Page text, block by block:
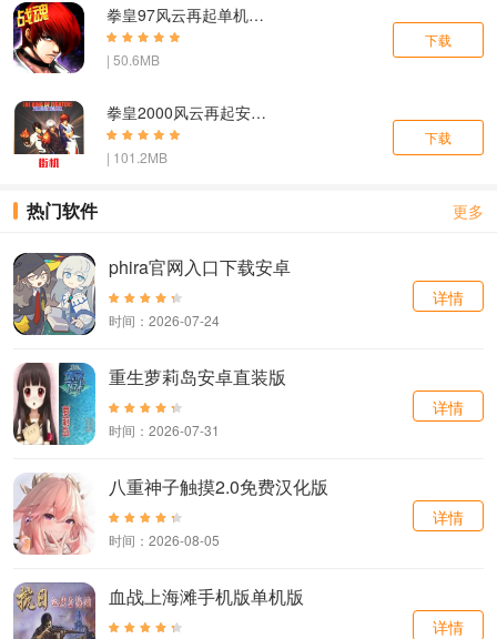
拳皇97风云再起单机版下载
| 50.6MB
下载
拳皇2000风云再起安卓版
| 101.2MB
下载
热门软件 更多
phira官网入口下载安卓
时间：2026-07-24
详情
重生萝莉岛安卓直装版
时间：2026-07-31
详情
八重神子触摸2.0免费汉化版
时间：2026-08-05
详情
血战上海滩手机版单机版
详情